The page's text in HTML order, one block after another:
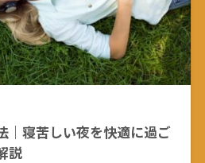
｜寝苦しい夜を快適に過ご
説